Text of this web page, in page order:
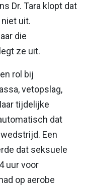
Dr. Tara klopt dat
uit.
die
ze uit.
rol bij
vetopslag,
tijdelijke
dat
Een
dat seksuele
uur voor
op aerobe